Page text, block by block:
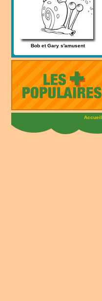
Bob et Gary s'amusent
Accueil